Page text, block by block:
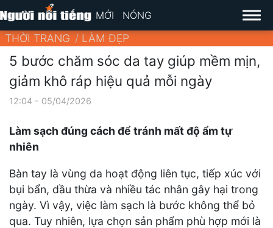
MỚI NÓNG
THỜI TRANG LÀM ĐẸP
5 bước chăm sóc da tay giúp mềm mịn,
giảm khô ráp hiệu quả mỗi ngày
12:04 - 05/04/2026
Làm sạch đúng cách để tránh mất độ ẩm tự
nhiên
Bàn tay là vùng da hoạt động liên tục, tiếp xúc với
bụi bẩn, dầu thừa và nhiều tác nhân gây hại trong
ngày. Vì vậy, việc làm sạch là bước không thể bỏ
qua. Tuy nhiên, lựa chọn sản phẩm phù hợp mới là